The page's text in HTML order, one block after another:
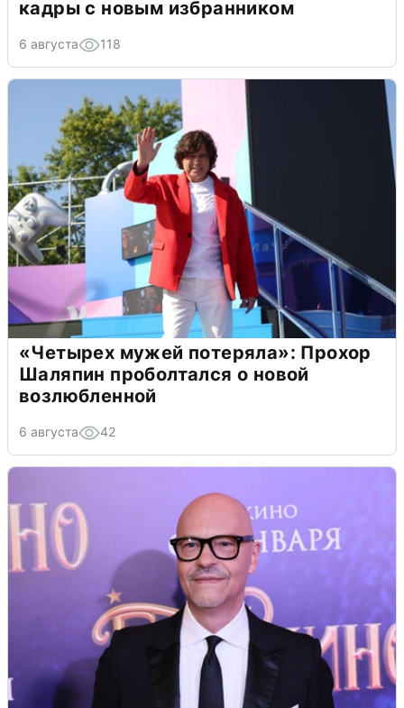
кадры с новым избранником
6 августа 118
«Четырех мужей потеряла»: Прохор
Шаляпин проболтался о новой
возлюбленной
6 августа 42